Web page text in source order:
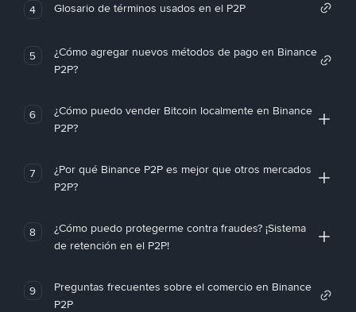
4 Glosario de términos usados en el P2P
5
¿Cómo agregar nuevos métodos de pago en Binance
P2P?
6
¿Cómo puedo vender Bitcoin localmente en Binance
P2P?
7
¿Por qué Binance P2P es mejor que otros mercados
P2P?
8
¿Cómo puedo protegerme contra fraudes? ¡Sistema
de retención en el P2P!
9
Preguntas frecuentes sobre el comercio en Binance
P2P